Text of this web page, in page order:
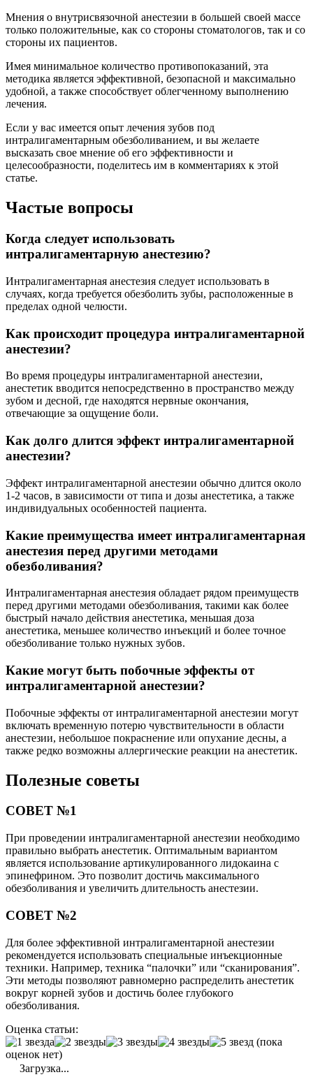
Мнения о внутрисвязочной анестезии в большей своей массе
только положительные, как со стороны стоматологов, так и со
стороны их пациентов.
Имея минимальное количество противопоказаний, эта
методика является эффективной, безопасной и максимально
удобной, а также способствует облегченному выполнению
лечения.
Если у вас имеется опыт лечения зубов под
интралигаментарным обезболиванием, и вы желаете
высказать свое мнение об его эффективности и
целесообразности, поделитесь им в комментариях к этой
статье.
Частые вопросы
Когда следует использовать
интралигаментарную анестезию?
Интралигаментарная анестезия следует использовать в
случаях, когда требуется обезболить зубы, расположенные в
пределах одной челюсти.
Как происходит процедура интралигаментарной
анестезии?
Во время процедуры интралигаментарной анестезии,
анестетик вводится непосредственно в пространство между
зубом и десной, где находятся нервные окончания,
отвечающие за ощущение боли.
Как долго длится эффект интралигаментарной
анестезии?
Эффект интралигаментарной анестезии обычно длится около
1-2 часов, в зависимости от типа и дозы анестетика, а также
индивидуальных особенностей пациента.
Какие преимущества имеет интралигаментарная
анестезия перед другими методами
обезболивания?
Интралигаментарная анестезия обладает рядом преимуществ
перед другими методами обезболивания, такими как более
быстрый начало действия анестетика, меньшая доза
анестетика, меньшее количество инъекций и более точное
обезболивание только нужных зубов.
Какие могут быть побочные эффекты от
интралигаментарной анестезии?
Побочные эффекты от интралигаментарной анестезии могут
включать временную потерю чувствительности в области
анестезии, небольшое покраснение или опухание десны, а
также редко возможны аллергические реакции на анестетик.
Полезные советы
СОВЕТ №1
При проведении интралигаментарной анестезии необходимо
правильно выбрать анестетик. Оптимальным вариантом
является использование артикулированного лидокаина с
эпинефрином. Это позволит достичь максимального
обезболивания и увеличить длительность анестезии.
СОВЕТ №2
Для более эффективной интралигаментарной анестезии
рекомендуется использовать специальные инъекционные
техники. Например, техника “палочки” или “сканирования”.
Эти методы позволяют равномерно распределить анестетик
вокруг корней зубов и достичь более глубокого
обезболивания.
Оценка статьи:
(пока
оценок нет)
Загрузка...